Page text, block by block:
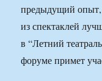
предыдущий
из спектаклей
в “Летний
форуме примет